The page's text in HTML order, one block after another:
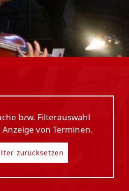
bzw. Filterauswahl
von Terminen.
zurücksetzen